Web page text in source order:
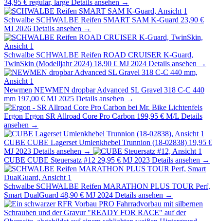
34,95 € regular, large Details ansehen →
Schwalbe SCHWALBE Reifen SMART SAM K-Guard 23,90 €
MJ 2026 Details ansehen →
Schwalbe SCHWALBE Reifen ROAD CRUISER K-Guard,
TwinSkin (Modelljahr 2024) 18,90 € MJ 2024 Details ansehen →
Newmen NEWMEN dropbar Advanced SL Gravel 318 C-C 440
mm 197,00 € MJ 2025 Details ansehen →
Ergon Ergon SR Allroad Core Pro Carbon 199,95 € M/L Details
ansehen →
CUBE CUBE Lagerset Umlenkhebel Trunnion (18-02838) 19,95 €
MJ 2023 Details ansehen →
CUBE CUBE Steuersatz #12 29,95 € MJ 2023 Details ansehen →
Schwalbe SCHWALBE Reifen MARATHON PLUS TOUR Perf,
Smart DualGuard 48,90 € MJ 2024 Details ansehen →